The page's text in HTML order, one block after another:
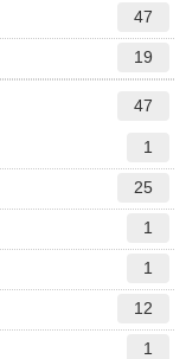
47
19
47
1
25
1
1
12
1